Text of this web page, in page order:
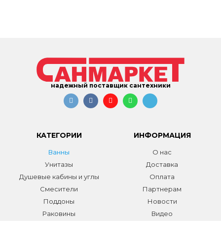
надежный поставщик сантехники
КАТЕГОРИИ
Ванны
Унитазы
Душевые кабины и углы
Смесители
Поддоны
Раковины
ИНФОРМАЦИЯ
О нас
Доставка
Оплата
Партнерам
Новости
Видео